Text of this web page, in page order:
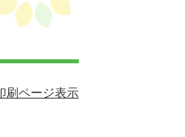
刷ページ表示